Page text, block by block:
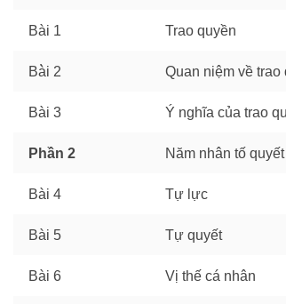
Bài 1 Trao quyền
Bà̀i 2 Quan niệm về trao
Bài 3 Ý nghĩa của trao
Phần 2 Năm nhân tố
Bài 4 Tự lực
Bài 5 Tự quyết
Bài 6 Vị thế cá nhân